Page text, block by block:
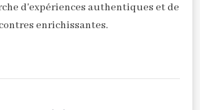
d'expériences authentiques et de
enrichissantes.